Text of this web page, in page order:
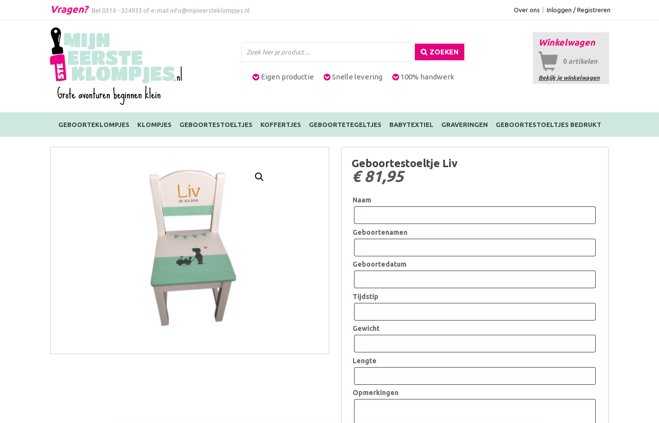
Vragen? Bel 0314 - 324933 of e-mail info@mijneersteklompjes.nl Over ons Inloggen / Registreren
Winkelwagen
0 artikelen
Bekijk je winkelwagen
ZOEKEN
Eigen productie Snelle levering 100% handwerk
GEBOORTEKLOMPJES KLOMPJES GEBOORTESTOELTJES KOFFERTJES GEBOORTETEGELTJES BABYTEXTIEL GRAVERINGEN GEBOORTESTOELTJES BEDRUKT
Geboortestoeltje Liv
€81,95
Naam
Geboortenamen
Geboortedatum
Tijdstip
Gewicht
Lengte
Opmerkingen